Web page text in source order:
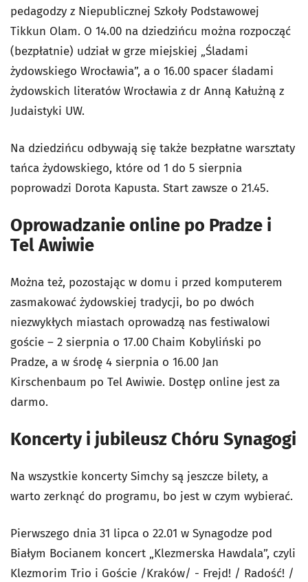
pedagodzy z Niepublicznej Szkoły Podstawowej
Tikkun Olam. O 14.00 na dziedzińcu można rozpocząć
(bezpłatnie) udział w grze miejskiej „Śladami
żydowskiego Wrocławia”, a o 16.00 spacer śladami
żydowskich literatów Wrocławia z dr Anną Kałużną z
Judaistyki UW.
Na dziedzińcu odbywają się także bezpłatne warsztaty
tańca żydowskiego, które od 1 do 5 sierpnia
poprowadzi Dorota Kapusta. Start zawsze o 21.45.
Oprowadzanie online po Pradze i
Tel Awiwie
Można też, pozostając w domu i przed komputerem
zasmakować żydowskiej tradycji, bo po dwóch
niezwykłych miastach oprowadzą nas festiwalowi
goście – 2 sierpnia o 17.00 Chaim Kobyliński po
Pradze, a w środę 4 sierpnia o 16.00 Jan
Kirschenbaum po Tel Awiwie. Dostęp online jest za
darmo.
Koncerty i jubileusz Chóru Synagogi
Na wszystkie koncerty Simchy są jeszcze bilety, a
warto zerknąć do programu, bo jest w czym wybierać.
Pierwszego dnia 31 lipca o 22.01 w Synagodze pod
Białym Bocianem koncert „Klezmerska Hawdala”, czyli
Klezmorim Trio i Goście /Kraków/ - Frejd! / Radość! /